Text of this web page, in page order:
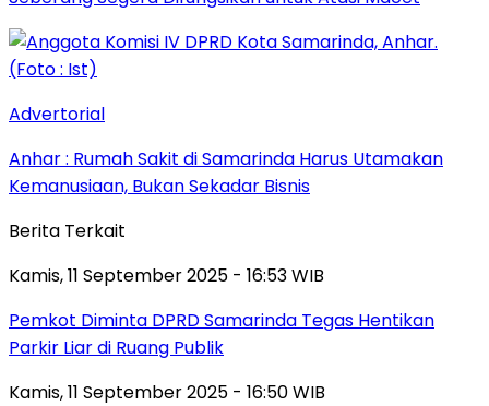
Advertorial
Anhar : Rumah Sakit di Samarinda Harus Utamakan
Kemanusiaan, Bukan Sekadar Bisnis
Berita Terkait
Kamis, 11 September 2025 - 16:53 WIB
Pemkot Diminta DPRD Samarinda Tegas Hentikan
Parkir Liar di Ruang Publik
Kamis, 11 September 2025 - 16:50 WIB